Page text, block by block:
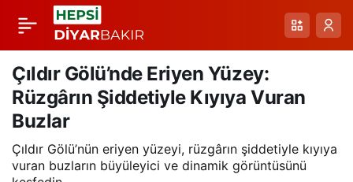
Çıldır Gölü’nde Eriyen Yüzey:
Rüzgârın Şiddetiyle Kıyıya Vuran
Buzlar
Çıldır Gölü’nün eriyen yüzeyi, rüzgârın şiddetiyle kıyıya
vuran buzların büyüleyici ve dinamik görüntüsünü
Balık Gölü: Kışın Buz
Tutan Yüksek Rakımlı
Doğal Gölün Geçici
Dönemi
Paylaş